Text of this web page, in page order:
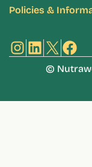
Policies &
©
Instagram
LinkedIn
X